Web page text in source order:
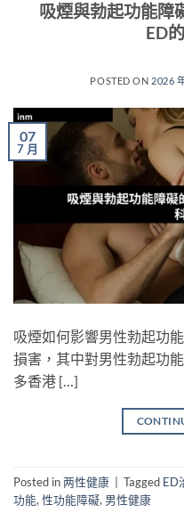
吸煙與勃起功能障
ED
POSTED ON 2026
07
7 月
吸煙如何影響男性勃起功
損害，其中對男性勃起功
多香港 […]
Posted in两性健康 Tagged ED
功能, 性功能障礙, 男性健康